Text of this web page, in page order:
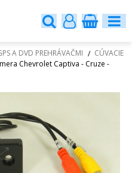
A DVD PREHRÁVAČMI
CÚVACIE
Chevrolet Captiva - Cruze -